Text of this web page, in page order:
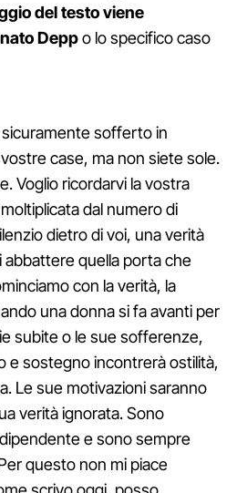
del testo viene
Deppo lo specifico caso
sofferto in
case, ma non siete sole.
Voglio ricordarvi la vostra
dal numero di
dietro di voi, una verità
abbattere quella porta che
con la verità, la
una donna si fa avanti per
subite o le sue sofferenze,
e sostegno incontrerà ostilità,
Le sue motivazioni saranno
verità ignorata. Sono
e sono sempre
questo non mi piace